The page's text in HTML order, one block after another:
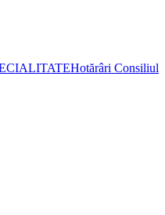
Hotărâri Consiliul